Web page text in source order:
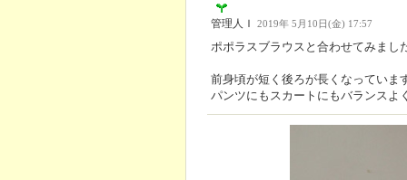
管理人Ｉ 2019年 5月10日(金) 17:57
ポポラスブラウスと合わせてみまし
前身頃が短く後ろが長くなっていま
パンツにもスカートにもバランスよ